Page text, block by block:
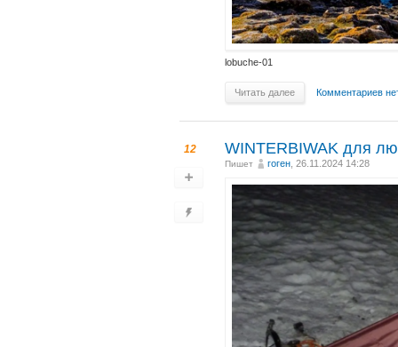
lobuche-01
Читать далее Комментариев
12 WINTERBIWAK для
Пишет гоген, 26.11.2024 14:28